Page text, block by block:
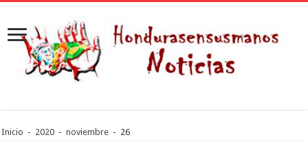
Inicio - 2020 - noviembre - 26